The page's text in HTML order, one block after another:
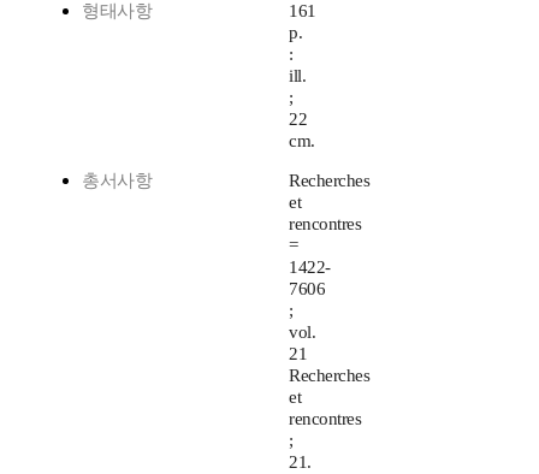
형태사항
161
p.
:
ill.
;
22
cm.
총서사항
Recherches
et
rencontres
=
1422-
7606
;
vol.
21
Recherches
et
rencontres
;
21.